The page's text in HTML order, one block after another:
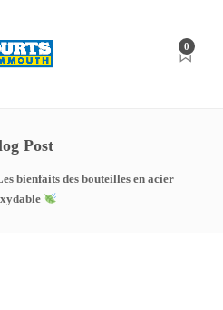
0
Post
bienfaits des bouteilles en acier